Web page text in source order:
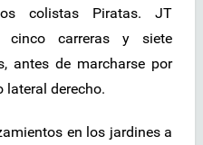
colistas Piratas. JT
cinco carreras y siete
antes de marcharse por
lateral derecho.
en los jardines a